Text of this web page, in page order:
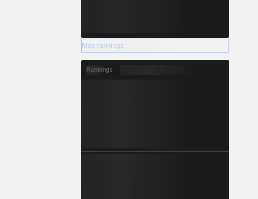
Más rankings
Rankings